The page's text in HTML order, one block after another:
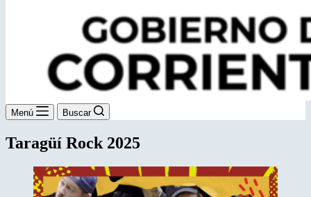
Menú Buscar
Taragüí Rock 2025